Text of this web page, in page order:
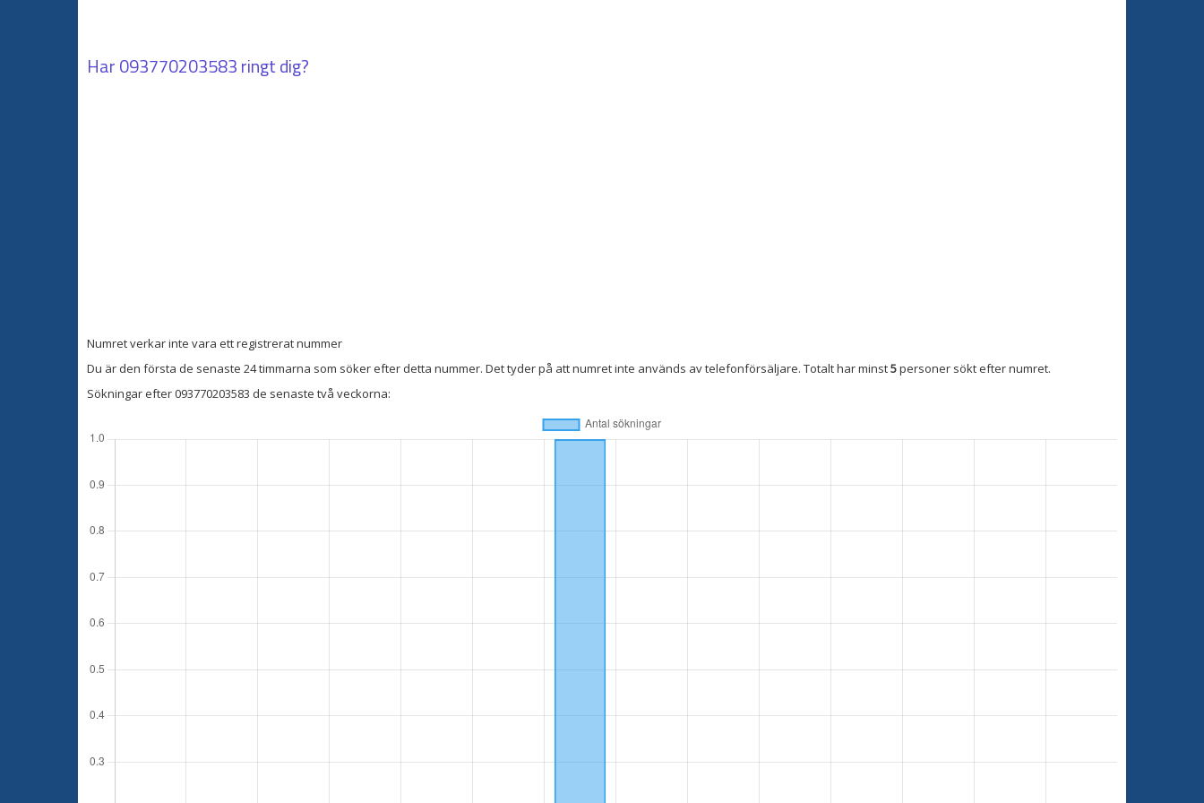
Har093770203583ringt dig?
Numret verkar inte vara ett registrerat nummer
Du är den första de senaste 24 timmarna som söker efter detta nummer. Det tyder på att numret inte används av telefonförsäljare. Totalt har minst5personer sökt efter numret.
Sökningar efter 093770203583 de senaste två veckorna: